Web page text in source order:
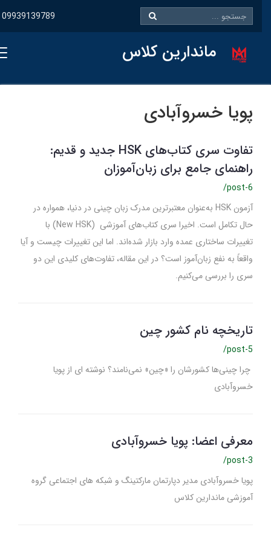
09939139789
ماندارین کلاس
پویا خسروآبادی
تفاوت سری کتاب‌های HSK جدید و قدیم:
راهنمای جامع برای زبان‌آموزان
/post-6
آزمون HSK به‌عنوان معتبرترین مدرک زبان چینی در دنیا، همواره در
حال تکامل است. اخیرا سری کتاب‌های آموزشی (New HSK) با
تغییرات ساختاری عمده وارد بازار شده‌اند. اما این تغییرات چیست و آیا
واقعاً به نفع زبان‌آموز است؟ در این مقاله، تفاوت‌های کلیدی این دو
سری را بررسی می‌کنیم.
تاریخچه نام کشور چین
/post-5
چرا چینی‌ها کشورشان را «چین» نمی‌نامند؟ نوشته ای از پویا
خسروآبادی
معرفی اعضا: پویا خسروآبادی
/post-3
پویا خسروآبادی مدیر دپارتمان مارکتینگ و شبکه های اجتماعی گروه
آموزشی ماندارین کلاس